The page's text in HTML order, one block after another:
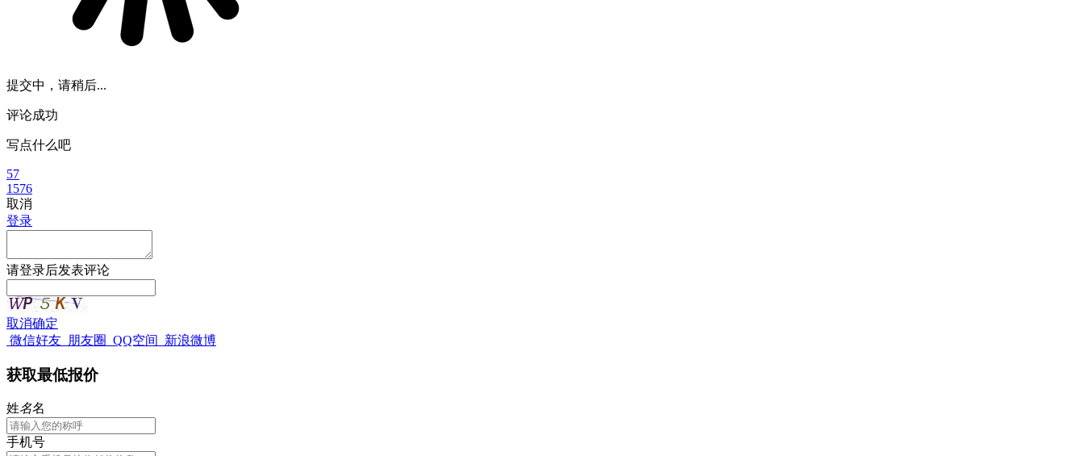
提交中，请稍后...
评论成功
写点什么吧
57
1576
取消
登录
请登录后发表评论
取消确定
微信好友 朋友圈 QQ空间 新浪微博
获取最低报价
姓名名
手机号